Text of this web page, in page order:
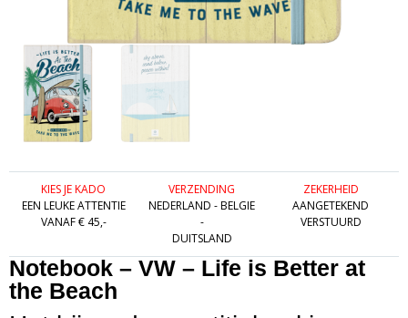
KIES JE KADO
EEN LEUKE ATTENTIE
VANAF € 45,-
VERZENDING
NEDERLAND - BELGIE
-
DUITSLAND
ZEKERHEID
AANGETEKEND
VERSTUURD
Notebook – VW – Life is Better at
the Beach